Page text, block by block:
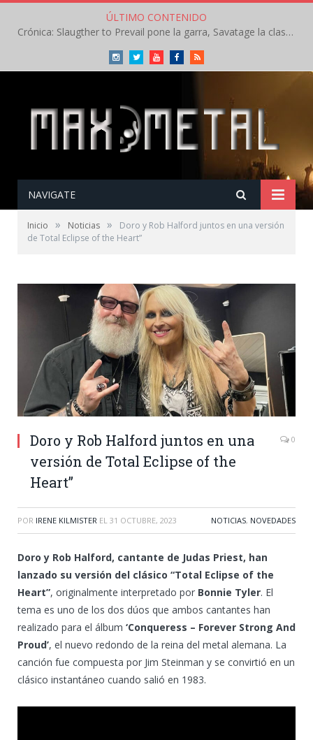
ÚLTIMO CONTENIDO
Crónica: Slaugther to Prevail pone la garra, Savatage la clase en la apertura del Leyendas del Rock – Miércoles – Agosto 2026
InstagramTwitterYoutubeFacebookRSS
NAVIGATE
Inicio » Noticias »
Doro y Rob Halford juntos en una versión
de Total Eclipse of the Heart”
Doro y Rob Halford juntos en una
versión de Total Eclipse of the
Heart”
0
POR IRENE KILMISTER EL 31 OCTUBRE, 2023 NOTICIAS, NOVEDADES
Doro y Rob Halford, cantante de Judas Priest, han
lanzado su versión del clásico “Total Eclipse of the
Heart”, originalmente interpretado por Bonnie Tyler. El
tema es uno de los dos dúos que ambos cantantes han
realizado para el álbum ‘Conqueress – Forever Strong And
Proud’, el nuevo redondo de la reina del metal alemana. La
canción fue compuesta por Jim Steinman y se convirtió en un
clásico instantáneo cuando salió en 1983.